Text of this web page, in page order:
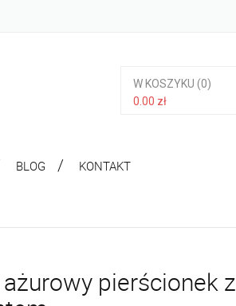
W KOSZYKU (0)
0.00 zł
BLOG KONTAKT
ażurowy pierścionek z